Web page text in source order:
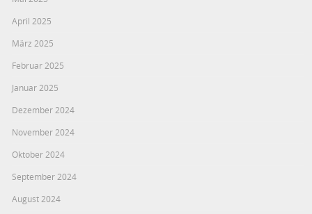
April 2025
März 2025
Februar 2025
Januar 2025
Dezember 2024
November 2024
Oktober 2024
September 2024
August 2024